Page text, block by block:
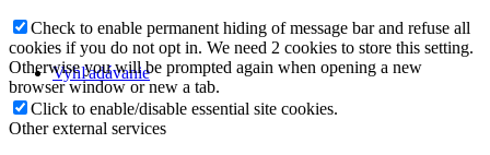
Vyhľadávanie
Check to enable permanent hiding of message bar and refuse all
cookies if you do not opt in. We need 2 cookies to store this setting.
Otherwise you will be prompted again when opening a new
browser window or new a tab.
Click to enable/disable essential site cookies.
Other external services